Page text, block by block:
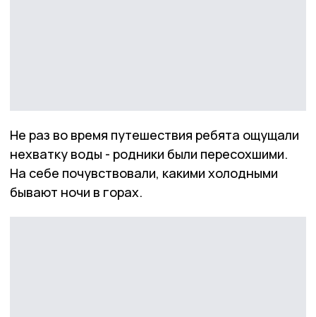
Не раз во время путешествия ребята ощущали
нехватку воды - родники были пересохшими.
На себе почувствовали, какими холодными
бывают ночи в горах.